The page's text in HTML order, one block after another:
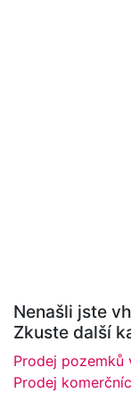
Nenašli jste
Zkuste další
Prodej pozemků
Prodej